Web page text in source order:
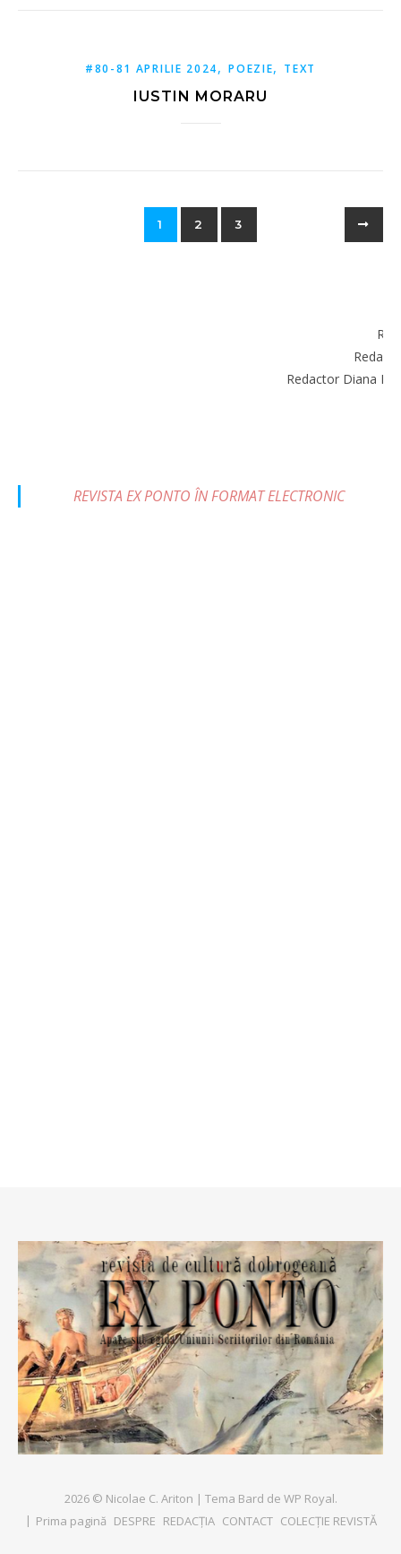
#80-81 APRILIE 2024,POEZIE, TEXT
IUSTIN MORARU
1 2 3
Redactor Diana
REVISTA EX PONTO ÎN FORMAT ELECTRONIC
2026 © Nicolae C. Ariton | Tema Bard de WP Royal.
Prima pagină DESPRE REDACȚIA CONTACT COLECȚIE REVISTĂ